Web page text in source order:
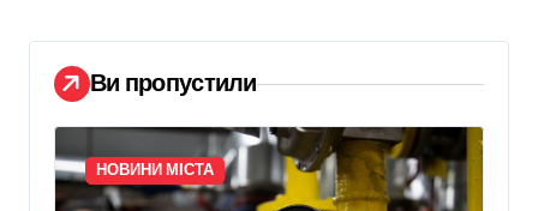
Ви пропустили
НОВИНИ МІСТА